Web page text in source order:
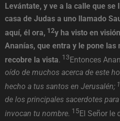
Levántate, y ve a la calle que se
casa de Judas a uno llamado
aquí, él ora, 12y ha visto en
Ananías, que entra y le pone las
recobre la vista. 13 Entonces
oído de muchos acerca de este
hecho a tus santos en Jerusalén;
de los principales sacerdotes
invocan tu nombre. 15El Señor le